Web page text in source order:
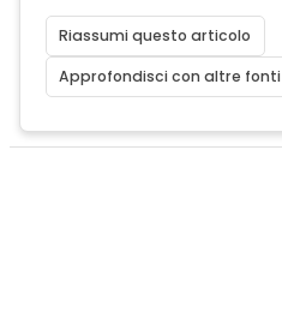
Riassumi questo articolo
Approfondisci con altre fonti